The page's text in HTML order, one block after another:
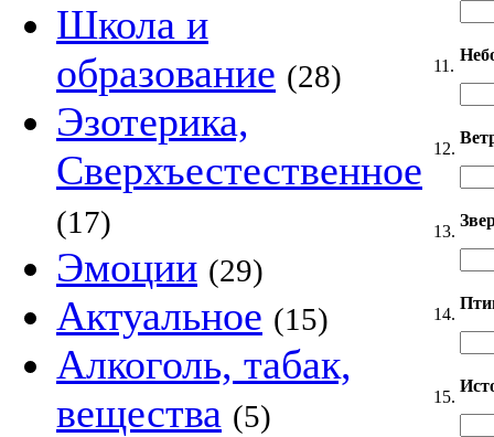
Школа и
образование (28)
Эзотерика,
Сверхъестественное
(17)
Эмоции (29)
Актуальное (15)
Алкоголь, табак,
вещества (5)
11.
12.
13.
14.
15.